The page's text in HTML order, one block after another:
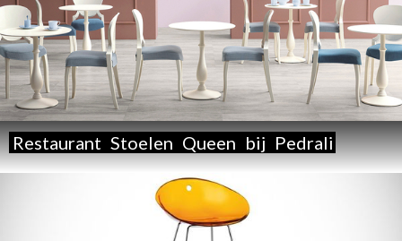
Restaurant Stoelen Queen bij Pedrali